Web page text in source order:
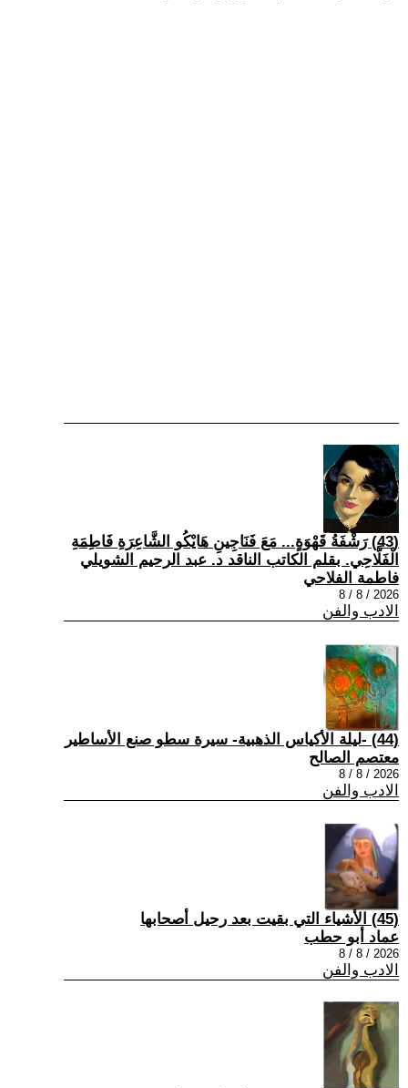
(43) رَشْفَةُ قَهْوَةٍ... مَعَ فَنَاجِينِ هَايْكُو الشَّاعِرَةِ فَاطِمَةِ
الْفَلَّاحِي. بقلم الكاتب الناقد د. عبد الرحيم الشويلي
فاطمة الفلاحي
2026 / 8 / 8
الادب والفن
(44) -ليلة الأكياس الذهبية- سيرة سطو صنع الأساطير
معتصم الصالح
2026 / 8 / 8
الادب والفن
(45) الأشياء التي بقيت بعد رحيل أصحابها
عماد أبو حطب
2026 / 8 / 8
الادب والفن